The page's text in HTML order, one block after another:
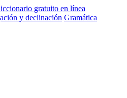
y declinación Gramática